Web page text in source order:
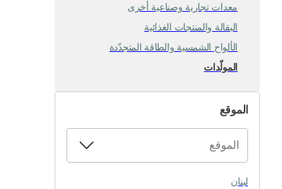
معدات تجارية وصناعية أخرى
البقالة والمنتجات الغذائية
الألواح الشمسية والطاقة المتجدّدة
المولّدات
الموقع
لبنان